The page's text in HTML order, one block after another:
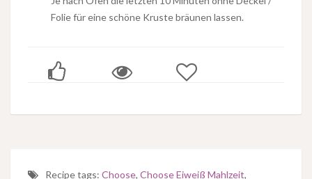
Folie für eine schöne Kruste bräunen lassen.
Recipe tags: Choose, Choose Eiweiß Mahlzeit,